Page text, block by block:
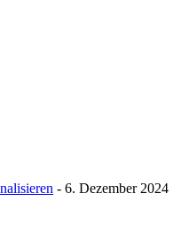
- 6. Dezember 2024